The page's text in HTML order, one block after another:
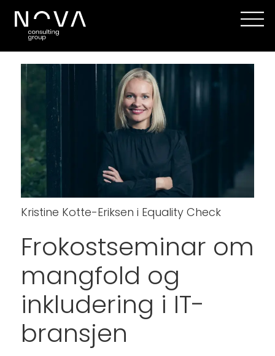
Kristine Kotte-Eriksen i Equality Check
Frokostseminar om
mangfold og
inkludering i IT-
bransjen